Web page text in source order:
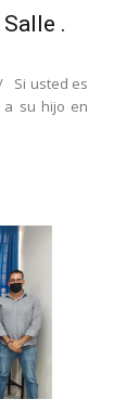
.
Si usted es
su hijo en